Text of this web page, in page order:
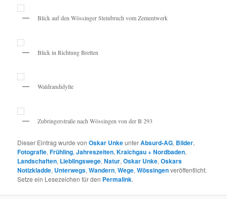
Blick auf den Wössinger Steinbruch vom Zementwerk
Blick in Richtung Bretten
Waldrandidylle
Zubringerstraße nach Wössingen von der B 293
Dieser Eintrag wurde vonOskar UnkeunterAbsurd-AG, Bilder,
Fotografie,Frühling,Jahreszeiten,Kraichgau + Nordbaden,
Landschaften, Lieblingswege,Natur,Oskar Unke,Oskars
Notizkladde, Unterwegs,Wandern,Wege,Wössingenveröffentlicht.
Setze ein Lesezeichen für den Permalink.